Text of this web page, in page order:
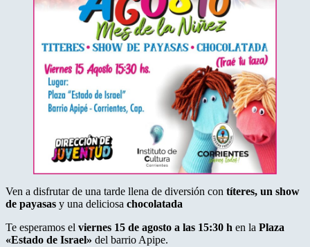
Ven a disfrutar de una tarde llena de diversión con títeres, un show
de payasas y una deliciosa chocolatada
Te esperamos el viernes 15 de agosto a las 15:30 h en la Plaza
«Estado de Israel» del barrio Apipe.